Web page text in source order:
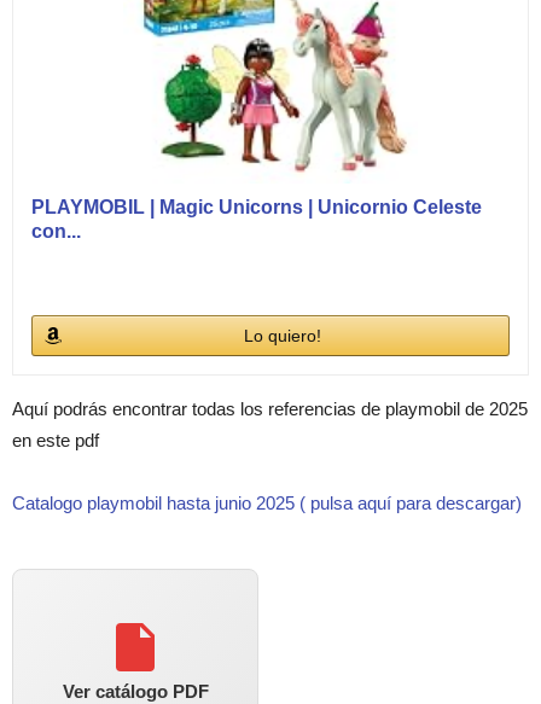
PLAYMOBIL | Magic Unicorns | Unicornio Celeste
con...
Lo quiero!
Aquí podrás encontrar todas los referencias de playmobil de 2025
en este pdf
Catalogo playmobil hasta junio 2025 ( pulsa aquí para descargar)
Ver catálogo PDF